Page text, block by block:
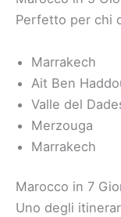
Perfetto per chi
Marrakech
Ait Ben
Valle del
Merzouga
Marrakech
Marocco in 7
Uno degli